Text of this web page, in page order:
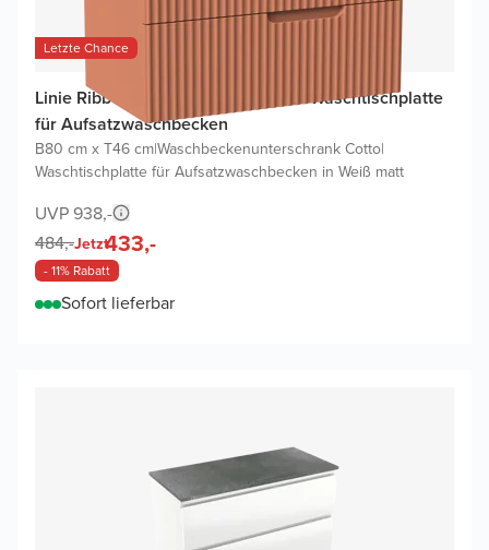
Letzte Chance
Linie Ribbo Badmöbel Set mit Lado Waschtischplatte
für Aufsatzwaschbecken
B80 cm x T46 cm|Waschbeckenunterschrank Cotto|
Waschtischplatte für Aufsatzwaschbecken in Weiß matt
UVP 938,-
484,-Jetzt433,-
- 11% Rabatt
Sofort lieferbar